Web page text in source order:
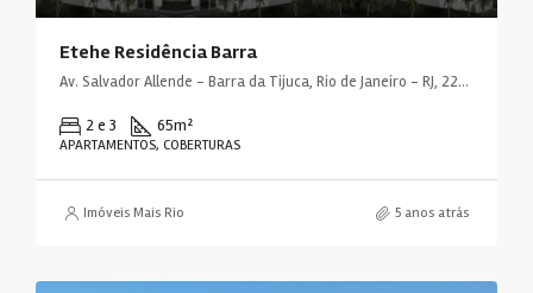
Etehe Residência Barra
Av. Salvador Allende - Barra da Tijuca, Rio de Janeiro - RJ, 22780-160, Brasil
2 e 3 65m²
APARTAMENTOS, COBERTURAS
Imóveis Mais Rio 5 anos atrás